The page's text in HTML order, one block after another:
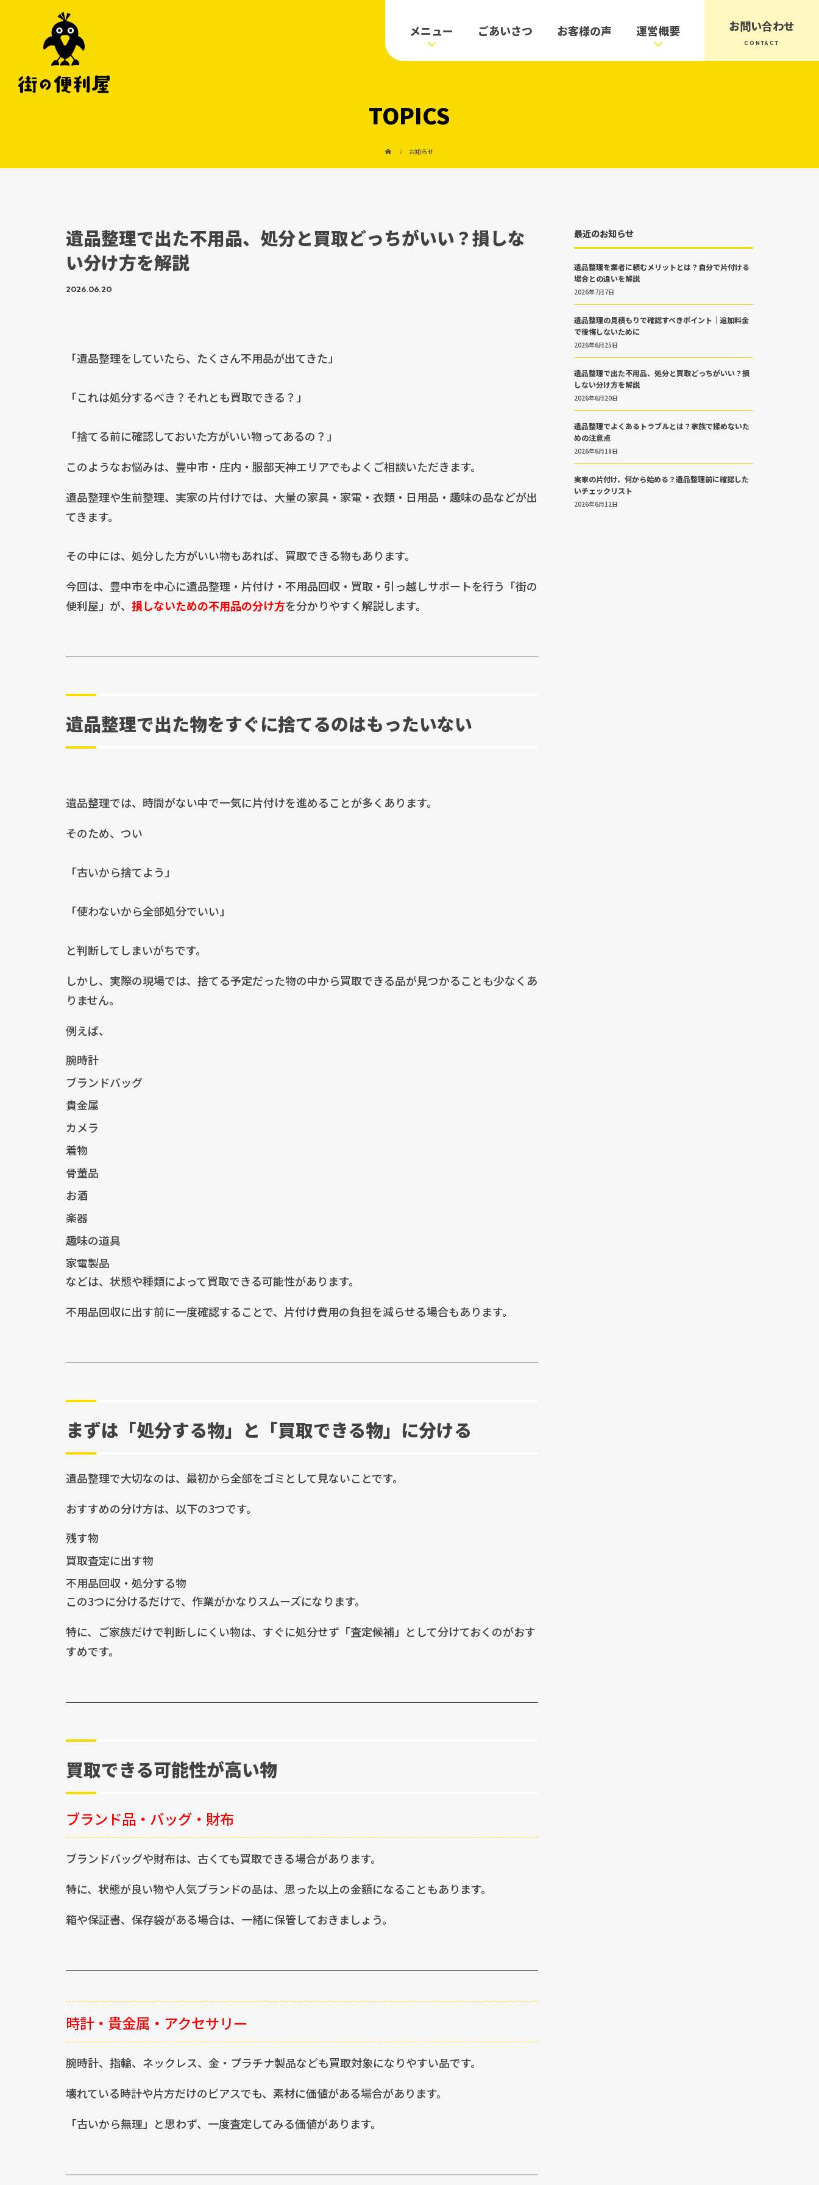
メニュー ごあいさつ お客様の声 運営概要 お問い合わせ
TOPICS
お知らせ
遺品整理で出た不用品、処分と買取どっちがいい？損しな
い分け方を解説
2026.06.20
「遺品整理をしていたら、たくさん不用品が出てきた」
「これは処分するべき？それとも買取できる？」
「捨てる前に確認しておいた方がいい物ってあるの？」
このようなお悩みは、豊中市・庄内・服部天神エリアでもよくご相談いただきます。
遺品整理や生前整理、実家の片付けでは、大量の家具・家電・衣類・日用品・趣味の品などが出
てきます。
その中には、処分した方がいい物もあれば、買取できる物もあります。
今回は、豊中市を中心に遺品整理・片付け・不用品回収・買取・引っ越しサポートを行う「街の
便利屋」が、 損しないための不用品の分け方を分かりやすく解説します。
遺品整理で出た物をすぐに捨てるのはもったいない
遺品整理では、時間がない中で一気に片付けを進めることが多くあります。
そのため、つい
「古いから捨てよう」
「使わないから全部処分でいい」
と判断してしまいがちです。
しかし、実際の現場では、捨てる予定だった物の中から買取できる品が見つかることも少なくあ
りません。
例えば、
腕時計
ブランドバッグ
貴金属
カメラ
着物
骨董品
お酒
楽器
趣味の道具
家電製品
などは、状態や種類によって買取できる可能性があります。
不用品回収に出す前に一度確認することで、片付け費用の負担を減らせる場合もあります。
まずは「処分する物」と「買取できる物」に分ける
遺品整理で大切なのは、最初から全部をゴミとして見ないことです。
おすすめの分け方は、以下の3つです。
残す物
買取査定に出す物
不用品回収・処分する物
この3つに分けるだけで、作業がかなりスムーズになります。
特に、ご家族だけで判断しにくい物は、すぐに処分せず「査定候補」として分けておくのがおす
すめです。
買取できる可能性が高い物
ブランド品・バッグ・財布
ブランドバッグや財布は、古くても買取できる場合があります。
特に、状態が良い物や人気ブランドの品は、思った以上の金額になることもあります。
箱や保証書、保存袋がある場合は、一緒に保管しておきましょう。
時計・貴金属・アクセサリー
腕時計、指輪、ネックレス、金・プラチナ製品なども買取対象になりやすい品です。
壊れている時計や片方だけのピアスでも、素材に価値がある場合があります。
「古いから無理」と思わず、一度査定してみる価値があります。
最近のお知らせ
遺品整理を業者に頼むメリットとは？自分で片付ける
場合との違いを解説
2026年7月7日
遺品整理の見積もりで確認すべきポイント｜追加料金
で後悔しないために
2026年6月25日
遺品整理で出た不用品、処分と買取どっちがいい？損
しない分け方を解説
2026年6月20日
遺品整理でよくあるトラブルとは？家族で揉めないた
めの注意点
2026年6月18日
実家の片付け、何から始める？遺品整理前に確認した
いチェックリスト
2026年6月12日